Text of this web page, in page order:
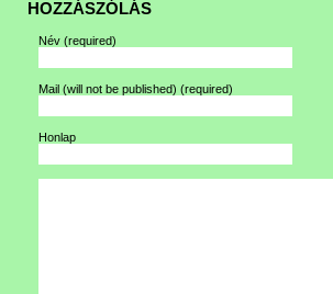
HOZZÁSZÓLÁS
Név (required)
Mail (will not be published) (required)
Honlap